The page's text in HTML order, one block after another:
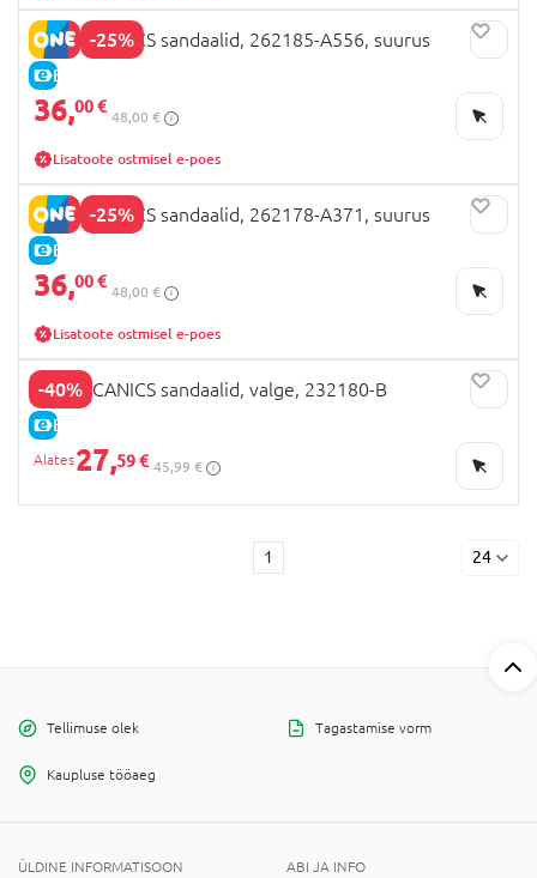
-25%
E-HIND
BIOMECANICS sandaalid, 262185-A556, suurus
36,00 €
48,00 €
Lisatoote ostmisel e-poes
-25%
E-HIND
BIOMECANICS sandaalid, 262178-A371, suurus
36,00 €
48,00 €
Lisatoote ostmisel e-poes
-40%
E-HIND
BIOMECANICS sandaalid, valge, 232180-B
27,59 € 45,99 €
1 24
Tellimuse olek Tagastamise vorm
Kaupluse tööaeg
ÜLDINE INFORMATISOON
ABI JA INFO